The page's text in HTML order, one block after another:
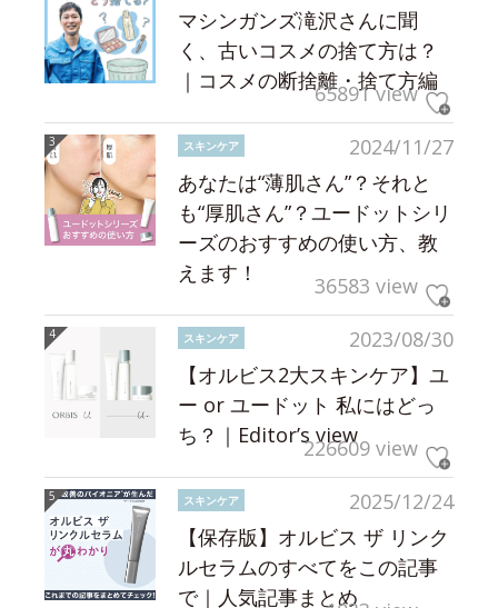
マシンガンズ滝沢さんに聞
く、古いコスメの捨て方は？
｜コスメの断捨離・捨て方編
65891 view
2024/11/27
スキンケア
あなたは“薄肌さん”？それと
も“厚肌さん”？ユードットシリ
ーズのおすすめの使い方、教
えます！
36583 view
2023/08/30
スキンケア
【オルビス2大スキンケア】ユ
ー or ユードット 私にはどっ
ち？｜Editor’s view226609 view
2025/12/24
スキンケア
【保存版】オルビス ザ リンク
ルセラムのすべてをこの記事
で｜人気記事まとめ